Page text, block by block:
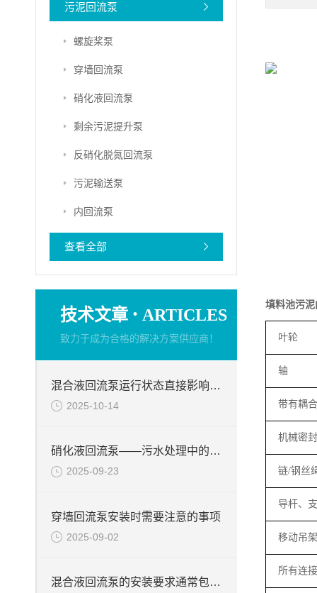
污泥回流泵
螺旋桨泵
穿墙回流泵
硝化液回流泵
剩余污泥提升泵
反硝化脱氮回流泵
污泥输送泵
内回流泵
查看全部
技术文章 · ARTICLES
致力于成为合格的解决方案供应商！
混合液回流泵运行状态直接影响整个工艺流程的稳定性与效率
2025-10-14
硝化液回流泵——污水处理中的关键角色
2025-09-23
穿墙回流泵安装时需要注意的事项
2025-09-02
混合液回流泵的安装要求通常包括以下几个方面
填料池污
叶轮
轴
带有耦
机械密封
链/钢丝
导杆、
移动吊
所有连